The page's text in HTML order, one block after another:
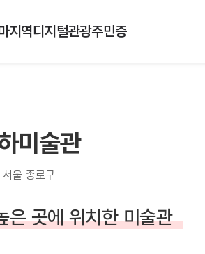
지역디지털관광주민증
미술관
서울 종로구
은 곳에 위치한 미술관